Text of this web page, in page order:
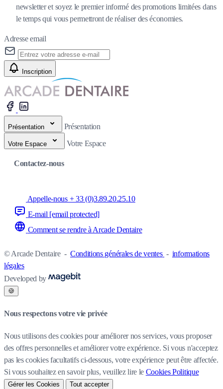
newsletter et soyez le premier informé des promotions limitées dans
le temps qui vous permettront de réaliser des économies.
Adresse email
Inscription
Présentation Présentation
Votre Espace Votre Espace
Contactez-nous
Appelle-nous + 33 (0)3.89.20.25.10
E-mail [email protected]
Comment se rendre à Arcade Dentaire
© Arcade Dentaire - Conditions générales de ventes - informations
légales
Developed by
🍪
Nous respectons votre vie privée
Nous utilisons des cookies pour améliorer nos services, vous proposer
des offres personnelles et améliorer votre expérience. Si vous n'acceptez
pas les cookies facultatifs ci-dessous, votre expérience peut être affectée.
Si vous souhaitez en savoir plus, veuillez lire le Cookies Politique
Gérer les Cookies Tout accepter